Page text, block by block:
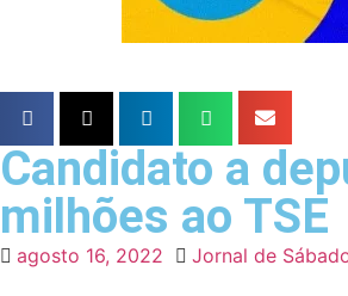
Candidato a
milhões ao TSE
agosto 16, 2022 Jornal de